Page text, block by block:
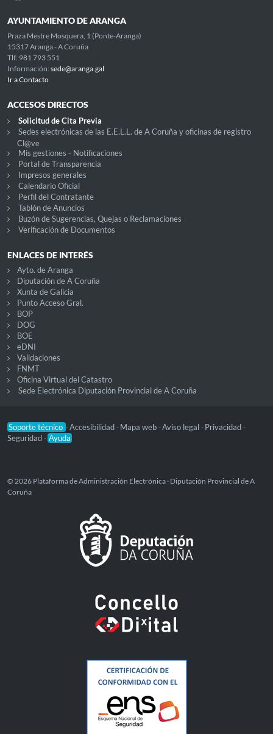
AYUNTAMIENTO DE ARANGA
Praza Mestre Mosquera, 1 (Ponte-Aranga)
15317 Aranga - A Coruña
Tlf: 981 793 551
Información: sede@aranga.gal
Ir a Contacto
ACCESOS DIRECTOS
Solicitud de Cita Previa
Sedes electrónicas de las E.E.L.L. de A Coruña y oficinas de registro
Cl@ve
Mis gestiones - Notificaciones
Portal de Transparencia
Impresos generales
Calendario Oficial
Perfil del Contratante
Tablón de Anuncios
Buzón de Sugerencias, Quejas o Reclamaciones
Verificación de Documentos
ENLACES DE INTERÉS
Ayto. de Aranga
Diputación de A Coruña
Xunta de Galicia
Punto Acceso Gral.
BOP
DOG
BOE
eDNI
Validaciones
FNMT
Oficina Virtual del Catastro
Sede Electrónica Diputación Provincial de A Coruña
Soporte técnico -Accesibilidad - Mapa web -Aviso legal - Privacidad -
Seguridad - Ayuda
© 2026 Plataforma de Administración Electrónica · Diputación Provincial de A
Coruña